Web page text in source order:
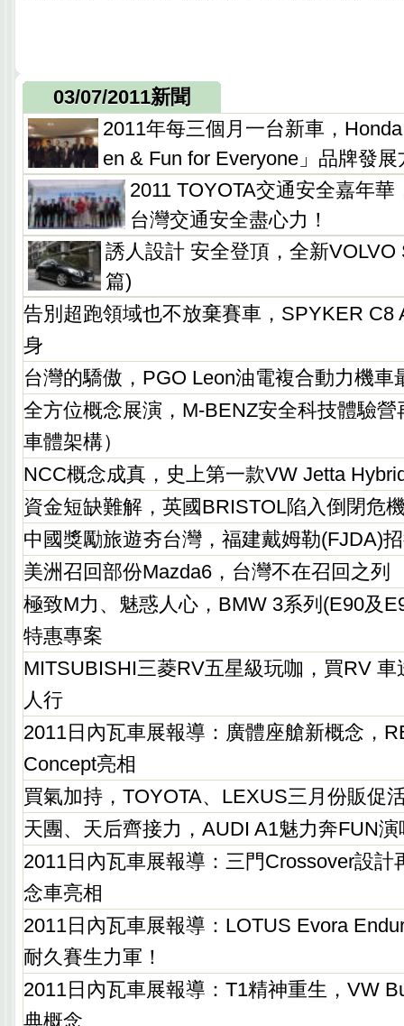
03/07/2011新聞
2011年每三個月一台新車，
en & Fun for Everyone」品牌發展
2011 TOYOTA交通安全嘉年
台灣交通安全盡心力！
誘人設計 安全登頂，全新VOLVO
篇)
告別超跑領域也不放棄賽車，SPYKER C8
身
台灣的驕傲，PGO Leon油電複合動力機車
全方位概念展演，M-BENZ安全科技體驗
車體架構）
NCC概念成真，史上第一款VW Jetta
資金短缺難解，英國BRISTOL陷入倒閉危
中國獎勵旅遊夯台灣，福建戴姆勒(FJDA)
美洲召回部份Mazda6，台灣不在召回之列
極致M力、魅惑人心，BMW 3系列(E90及
特惠專案
MITSUBISHI三菱RV五星級玩咖，買RV
人行
2011日內瓦車展報導：廣體座艙新概念，
Concept亮相
買氣加持，TOYOTA、LEXUS三月份販促
天團、天后齊接力，AUDI A1魅力奔FUN
2011日內瓦車展報導：三門Crossover設計
念車亮相
2011日內瓦車展報導：LOTUS Evora
耐久賽生力軍！
2011日內瓦車展報導：T1精神重生，VW
典概念